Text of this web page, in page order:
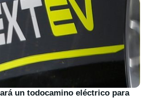
un todocamino eléctrico para